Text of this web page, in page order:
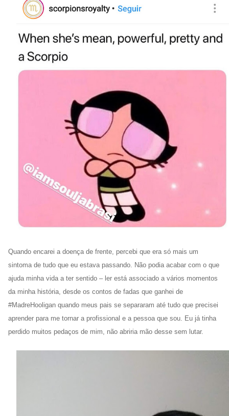
Quando encarei a doença de frente, percebi que era só mais um
sintoma de tudo que eu estava passando. Não podia acabar com o que
ajuda minha vida a ter sentido – ler está associado a vários momentos
da minha história, desde os contos de fadas que ganhei de
#MadreHooligan quando meus pais se separaram até tudo que precisei
aprender para me tornar a profissional e a pessoa que sou. Eu já tinha
perdido muitos pedaços de mim, não abriria mão desse sem lutar.